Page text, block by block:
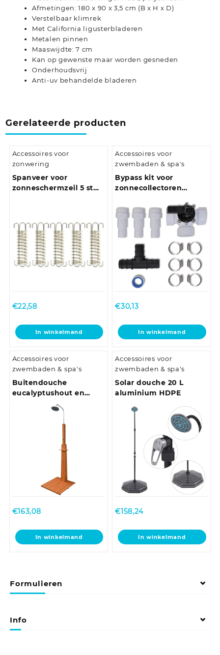
Afmetingen: 180 x 90 x 3,5 cm (B x H x D)
Verstelbaar klimrek
Met California ligusterbladeren
Metalen pinnen
Maaswijdte: 7 cm
Kan op gewenste maar worden gesneden
Onderhoudsvrij
Anti-uv behandelde bladeren
Gerelateerde producten
Accessoires voor
zonwering
Spanveer voor
zonneschermzeil 5 st
€22,58
In winkelmand
Accessoires voor
zwembaden & spa's
Bypass kit voor
zonnecollectoren
€30,13
In winkelmand
Accessoires voor
zwembaden & spa's
Buitendouche
eucalyptushout en
€163,08
In winkelmand
Accessoires voor
zwembaden & spa's
Solar douche 20 L
aluminium HDPE
€158,24
In winkelmand
Formulieren
Info